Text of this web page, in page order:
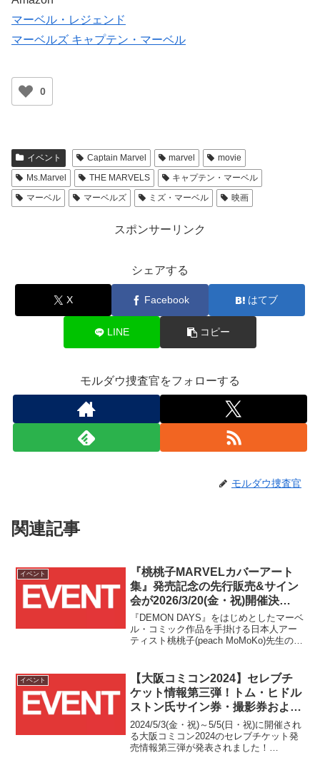
マーベル・レジェンド
マーベルズ キャプテン・マーベル
0
イベント Captain Marvel marvel
movie
Ms.Marvel
THE MARVELS
キャプテン・マーベル
マーベル
マーベルズ ミズ・マーベル 映画
スポンサーリンク
シェアする
X Facebook はてブ
LINE コピー
モルダウ捜査官をフォローする
モルダウ捜査官
関連記事
イベント
『桃桃子MARVELカバーアート
集』発売記念の先行販売&サイン
会が2026/3/20(金・祝)開催決
定！！3/12(木)20時より予約受付
開始！！
『DEMON DAYS』をはじめとしたマーベ
ル・コミック作品を手掛ける日本人アー
ティスト桃桃子(peach MoMoKo)先生のマ
COMICS様にて先行販売&サイ...
イベント
【大阪コミコン2024】セレブチ
ケット情報第三弾！トム・ヒドル
ストン氏サイン券・撮影券および
トム・ヒドルストン氏&ソフィ
ア・ディ・マルティーノ氏ダブル
ショットが2024/4/5(金)12時より
2024/5/3(金・祝)～5/5(日・祝)に開催され
る大阪コミコン2024のセレブチケット発
売情報第三弾が発表されました！